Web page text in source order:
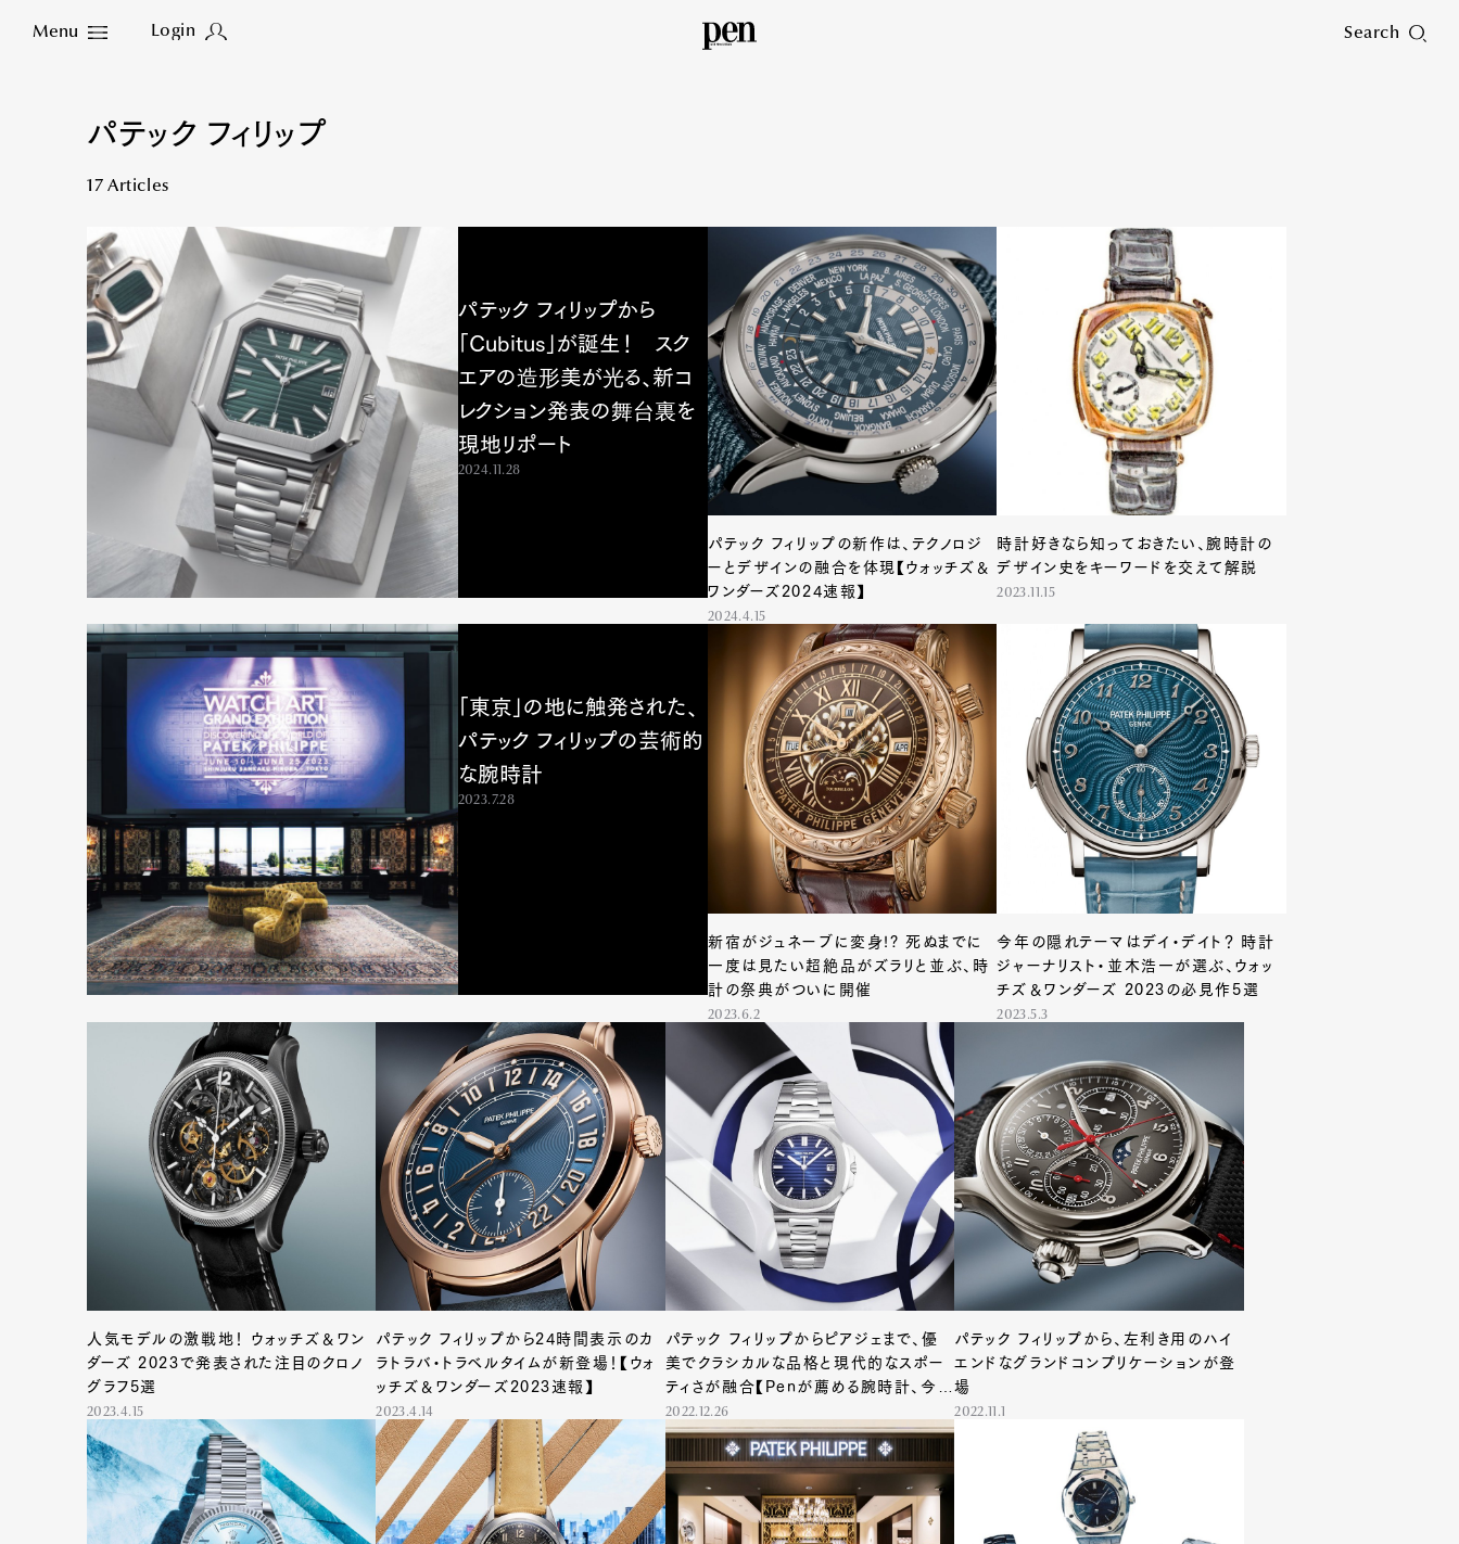
Menu Login Search
Close
パテック フィリップ
17 Articles
パテック フィリップから
「Cubitus」が誕生！ スク
エアの造形美が光る、新コ
レクション発表の舞台裏を
現地リポート
2024.11.28
パテック フィリップの新作は、テクノロジ
ーとデザインの融合を体現【ウォッチズ＆
ワンダーズ2024速報】
2024.4.15
時計好きなら知っておきたい、腕時計の
デザイン史をキーワードを交えて解説
2023.11.15
「東京」の地に触発された、
パテック フィリップの芸術的
な腕時計
2023.7.28
新宿がジュネーブに変身!? 死ぬまでに
一度は見たい超絶品がズラリと並ぶ、時
計の祭典がついに開催
2023.6.2
今年の隠れテーマはデイ・デイト？ 時計
ジャーナリスト・並木浩一が選ぶ、ウォッ
チズ＆ワンダーズ 2023の必見作5選
2023.5.3
人気モデルの激戦地！ ウォッチズ＆ワン
ダーズ 2023で発表された注目のクロノ
グラフ5選
2023.4.15
パテック フィリップから24時間表示のカ
ラトラバ・トラベルタイムが新登場！【ウォ
ッチズ＆ワンダーズ2023速報】
2023.4.14
パテック フィリップからピアジェまで、優
美でクラシカルな品格と現代的なスポー
ティさが融合【Penが薦める腕時計、今月
の3本】
2022.12.26
パテック フィリップから、左利き用のハイ
エンドなグランドコンプリケーションが登
場
2022.11.1